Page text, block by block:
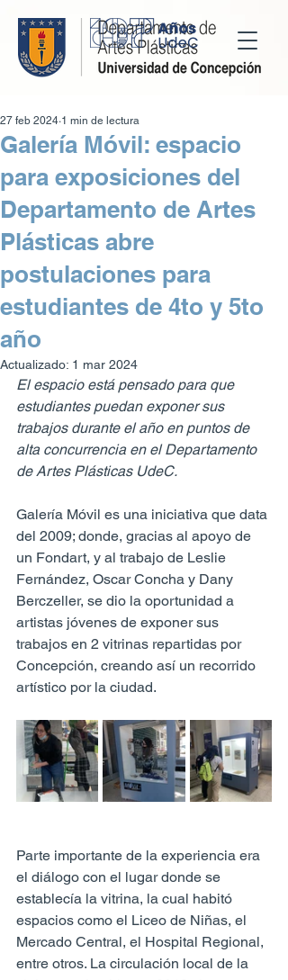
Galería Móvil: espacio
para exposiciones del
Departamento de Artes
Plásticas abre
postulaciones para
estudiantes de 4to y 5to
año
27 feb 2024 1 min de lectura
Actualizado: 1 mar 2024
El espacio está pensado para que
estudiantes puedan exponer sus
trabajos durante el año en puntos de
alta concurrencia en el Departamento
de Artes Plásticas UdeC.
Galería Móvil es una iniciativa que data
del 2009; donde, gracias al apoyo de
un Fondart, y al trabajo de Leslie
Fernández, Oscar Concha y Dany
Berczeller, se dio la oportunidad a
artistas jóvenes de exponer sus
trabajos en 2 vitrinas repartidas por
Concepción, creando así un recorrido
artístico por la ciudad.
Parte importante de la experiencia era
el diálogo con el lugar donde se
establecía la vitrina, la cual habitó
espacios como el Liceo de Niñas, el
Mercado Central, el Hospital Regional,
entre otros. La circulación local de la